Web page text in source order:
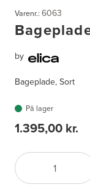
Varenr.: 6063
by
Bageplade, Sort
På lager
1.395,00 kr.
Antal
Vælg enhed